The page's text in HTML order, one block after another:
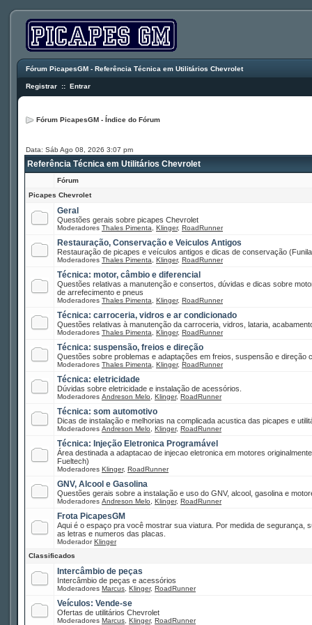
Fórum PicapesGM - Referência Técnica em Utilitários Chevrolet
Registrar :: Entrar
Fórum PicapesGM - Índice do Fórum
Data: Sáb Ago 08, 2026 3:07 pm
Referência Técnica em Utilitários Chevrolet
Fórum
Picapes Chevrolet
Geral
Questões gerais sobre picapes Chevrolet
Moderadores Thales Pimenta Klinger, RoadRunner
Restauração, Conservação e Veiculos Antigos
Restauração de picapes e veículos antigos e dicas de conservação
Moderadores Thales Pimenta Klinger, RoadRunner
Técnica: motor, câmbio e diferencial
Questões relativas a manutenção e consertos, dúvidas e dicas sobre
de arrefecimento e pneus
Moderadores Thales Pimenta Klinger, RoadRunner
Técnica: carroceria, vidros e ar condicionado
Questões relativas à manutenção da carroceria, vidros, lataria,
Moderadores Thales Pimenta Klinger, RoadRunner
Técnica: suspensão, freios e direção
Questões sobre problemas e adaptações em freios, suspensão e direção
Moderadores Thales Pimenta Klinger, RoadRunner
Técnica: eletricidade
Dúvidas sobre eletricidade e instalação de acessórios.
Moderadores Andreson Melo Klinger, RoadRunner
Técnica: som automotivo
Dicas de instalação e melhorias na complicada acustica das picapes e
Moderadores Andreson Melo Klinger, RoadRunner
Técnica: Injeção Eletronica Programável
Área destinada a adaptacao de injecao eletronica em motores
Fueltech)
Moderadores Klinger, RoadRunner
GNV, Alcool e Gasolina
Questões gerais sobre a instalação e uso do GNV, alcool, gasolina e
Moderadores Andreson Melo Klinger, RoadRunner
Frota PicapesGM
Aqui é o espaço pra você mostrar sua viatura. Por medida de segurança,
as letras e numeros das placas.
ModeradorKlinger
Classificados
Intercâmbio de peças
Intercâmbio de peças e acessórios
Moderadores Marcus Klinger, RoadRunner
Veículos: Vende-se
Ofertas de utilitários Chevrolet
Moderadores Marcus Klinger, RoadRunner